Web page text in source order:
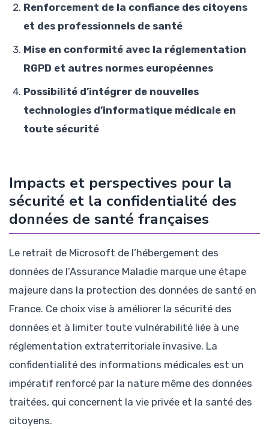
Renforcement de la confiance des citoyens
et des professionnels de santé
Mise en conformité avec la réglementation
RGPD et autres normes européennes
Possibilité d’intégrer de nouvelles
technologies d’informatique médicale en
toute sécurité
Impacts et perspectives pour la
sécurité et la confidentialité des
données de santé françaises
Le retrait de Microsoft de l’hébergement des
données de l’Assurance Maladie marque une étape
majeure dans la protection des données de santé en
France. Ce choix vise à améliorer la sécurité des
données et à limiter toute vulnérabilité liée à une
réglementation extraterritoriale invasive. La
confidentialité des informations médicales est un
impératif renforcé par la nature même des données
traitées, qui concernent la vie privée et la santé des
citoyens.